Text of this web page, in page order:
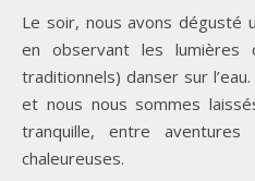
Le soir, nous avons dégusté
en observant les lumières
traditionnels) danser sur
et nous nous sommes
tranquille, entre aventures
chaleureuses.